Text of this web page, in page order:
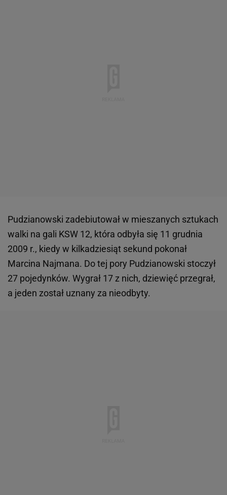
Pudzianowski zadebiutował w mieszanych sztukach
walki na gali KSW 12, która odbyła się 11 grudnia
2009 r., kiedy w kilkadziesiąt sekund pokonał
Marcina Najmana. Do tej pory Pudzianowski stoczył
27 pojedynków. Wygrał 17 z nich, dziewięć przegrał,
a jeden został uznany za nieodbyty.